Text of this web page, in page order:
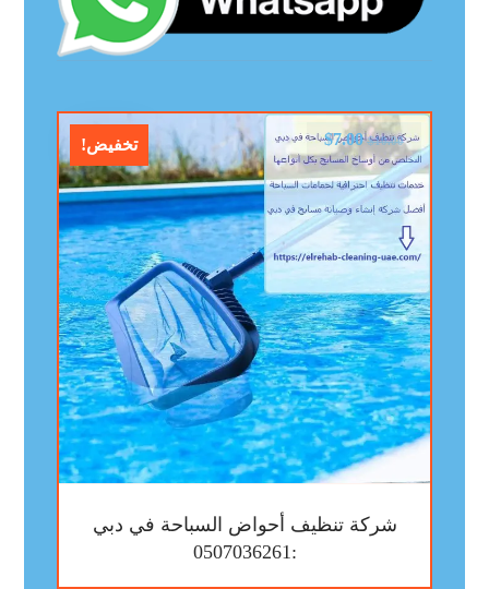
تخفيض!
شركة تنظيف أحواض السباحة في دبي
:0507036261
$10.00
$7.00